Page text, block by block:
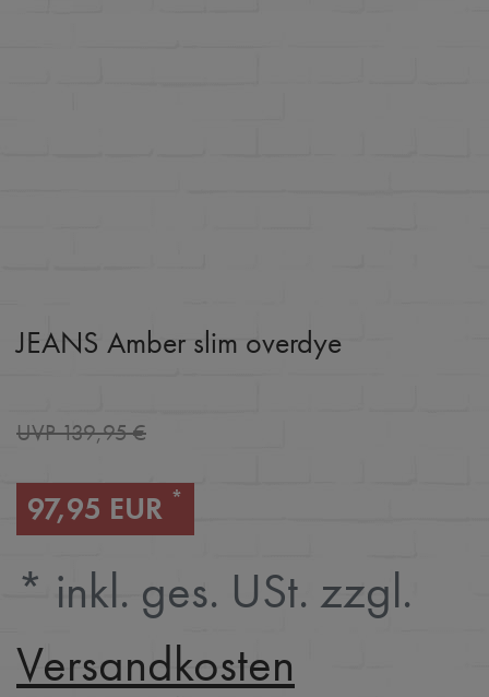
JEANS Amber slim overdye
UVP 139,95 €
97,95 EUR *
* inkl. ges. USt. zzgl.
Versandkosten